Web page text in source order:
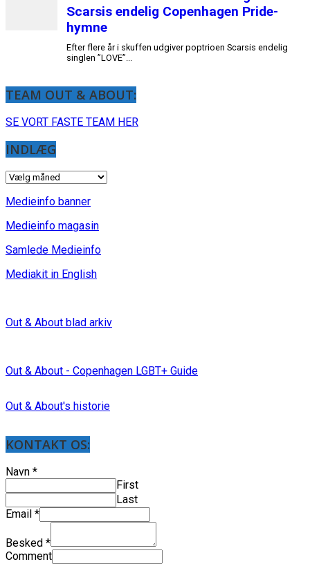
TEAM OUT & ABOUT:
SE VORT FASTE TEAM HER
INDLÆG
INDLÆG
Medieinfo banner
Medieinfo magasin
Samlede Medieinfo
Mediakit in English
Out & About blad arkiv
Out & About - Copenhagen LGBT+ Guide
Out & About's historie
KONTAKT OS:
Navn *
First
Last
Email *
Besked *
Comment